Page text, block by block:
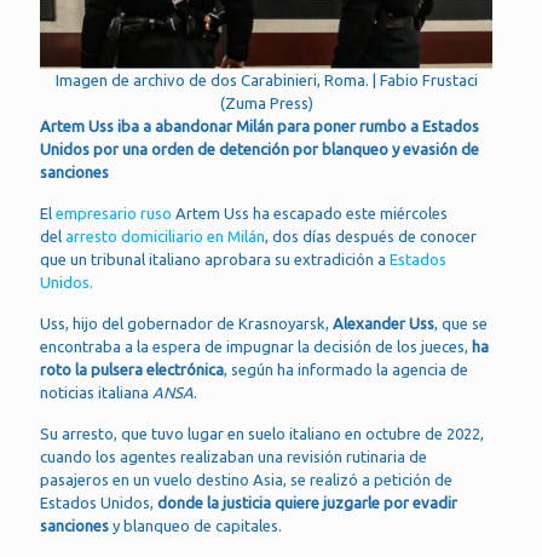
Imagen de archivo de dos Carabinieri, Roma. | Fabio Frustaci
(Zuma Press)
Artem Uss iba a abandonar Milán para poner rumbo a Estados
Unidos por una orden de detención por blanqueo y evasión de
sanciones
El empresario ruso Artem Uss ha escapado este miércoles
del arresto domiciliario en Milán, dos días después de conocer
que un tribunal italiano aprobara su extradición a Estados
Unidos.
Uss, hijo del gobernador de Krasnoyarsk, Alexander Uss, que se
encontraba a la espera de impugnar la decisión de los jueces, ha
roto la pulsera electrónica, según ha informado la agencia de
noticias italiana ANSA.
Su arresto, que tuvo lugar en suelo italiano en octubre de 2022,
cuando los agentes realizaban una revisión rutinaria de
pasajeros en un vuelo destino Asia, se realizó a petición de
Estados Unidos, donde la justicia quiere juzgarle por evadir
sanciones y blanqueo de capitales.